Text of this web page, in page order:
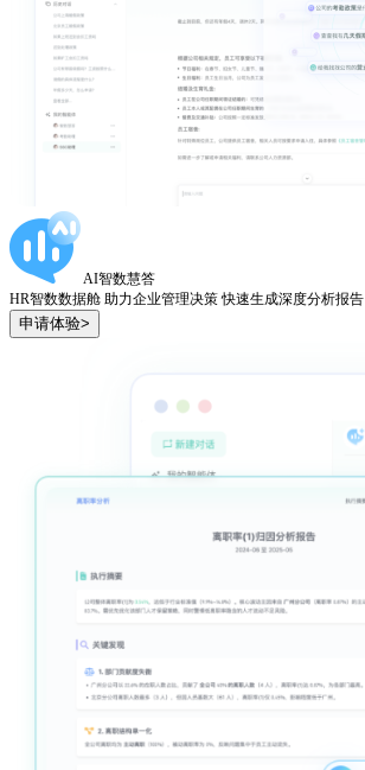
AI智数慧答
HR智数数据舱 助力企业管理决策 快速生成深度分析报告
申请体验>